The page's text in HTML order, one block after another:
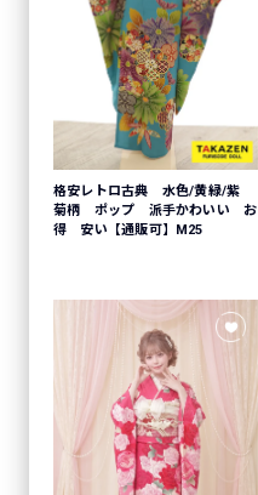
格安レトロ古典 水色/黄緑/紫
菊柄 ポップ 派手かわいい お
得 安い【通販可】M25